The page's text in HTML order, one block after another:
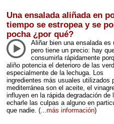
Una ensalada aliñada en
tiempo se estropea y se
pocha ¿por qué?
Aliñar bien una ensalada es
pero tiene un precio: hay
consumirla rápidamente
aliño potencia el deterioro de las
especialmente de la lechuga. Los
ingredientes más usuales utilizados
mediterránea son el aceite, el
influyen en la rápida degradación
echarle las culpas a alguno en
que nadie. (...más información)